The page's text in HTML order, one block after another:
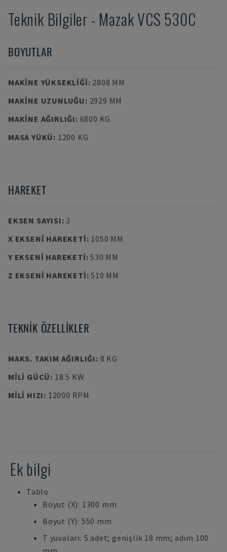
Teknik Bilgiler - MazakVCS 530C
BOYUTLAR
MAKINE YÜKSEKLIĞI: 2808 MM
MAKINE UZUNLUĞU: 2929 MM
MAKINE AĞIRLIĞI: 6800 KG
MASA YÜKÜ: 1200 KG
HAREKET
EKSEN SAYISI: 3
X EKSENI HAREKETI: 1050 MM
Y EKSENI HAREKETI:530 MM
Z EKSENI HAREKETI:510 MM
TEKNIK ÖZELLIKLER
MAKS. TAKIM AĞIRLIĞI: 8 KG
MILI GÜCÜ: 18.5 KW
MILI HIZI: 12000 RPM
Ek bilgi
Tablo
Boyut (X): 1300 mm
Boyut (Y): 550 mm
T yuvaları: 5 adet; genişlik 18 mm; adım 100